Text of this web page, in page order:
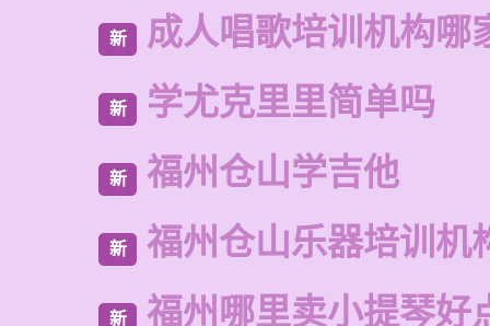
新 成人唱歌培训机构哪
新 学尤克里里简单吗
新 福州仓山学吉他
新 福州仓山乐器培训机
新 福州哪里卖小提琴好